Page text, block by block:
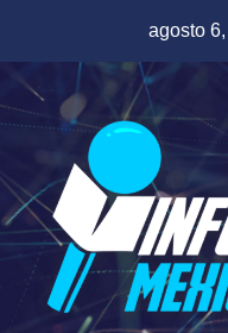
contenido
agosto